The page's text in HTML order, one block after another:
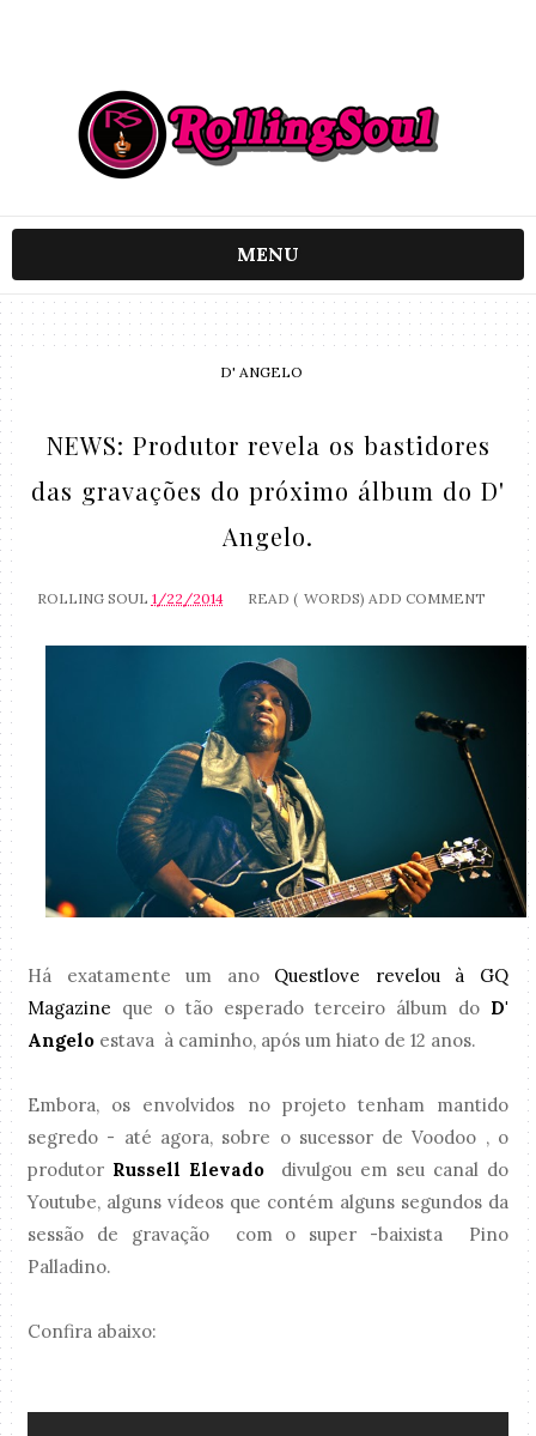
MENU
D' ANGELO
NEWS: Produtor revela os bastidores
das gravações do próximo álbum do D'
Angelo.
ROLLING SOUL 1/22/2014 READ ( WORDS) ADD COMMENT
Há exatamente um anoQuestlove revelou à GQ
Magazine que o tão esperado terceiro álbum doD'
Angelo estava à caminho, após um hiato de 12 anos.
Embora, os envolvidos no projeto tenham mantido
segredo - até agora, sobre o sucessor de Voodoo , o
produtor Russell Elevado divulgou em seu canal do
Youtube, alguns vídeos que contém alguns segundos da
sessão de gravação com o super -baixista Pino
Palladino.
Confira abaixo: